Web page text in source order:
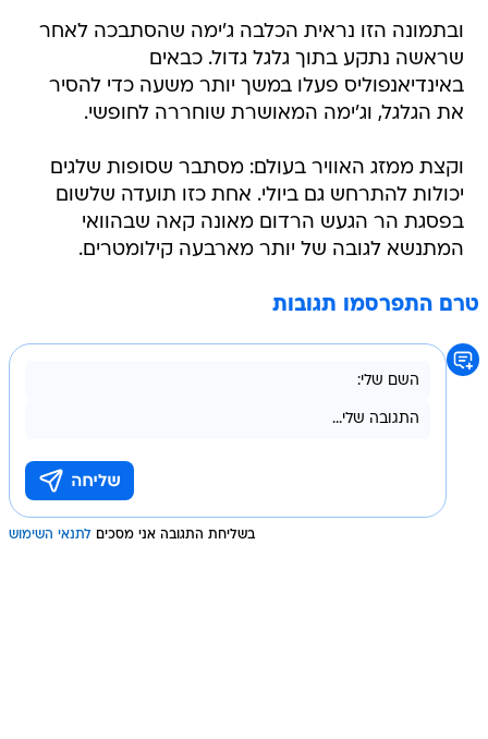
ובתמונה הזו נראית הכלבה ג'ימה שהסתבכה לאחר
שראשה נתקע בתוך גלגל גדול. כבאים
באינדיאנפוליס פעלו במשך יותר משעה כדי להסיר
את הגלגל, וג'ימה המאושרת שוחררה לחופשי.
וקצת ממזג האוויר בעולם: מסתבר שסופות שלגים
יכולות להתרחש גם ביולי. אחת כזו תועדה שלשום
בפסגת הר הגעש הרדום מאונה קאה שבהוואי
המתנשא לגובה של יותר מארבעה קילומטרים.
טרם התפרסמו תגובות
בשליחת התגובה אני מסכים לתנאי השימוש